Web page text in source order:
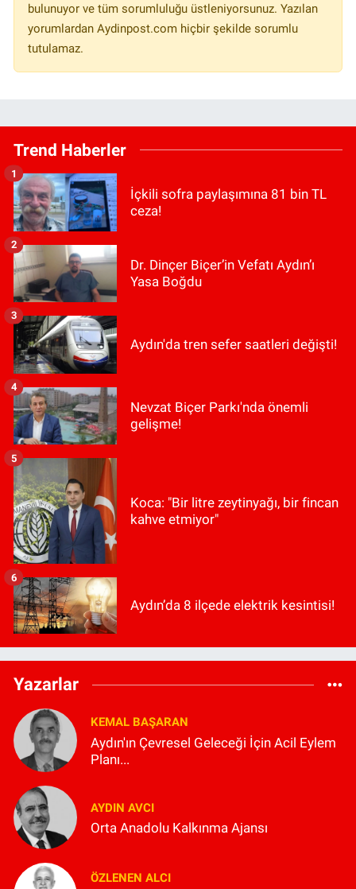
bulunuyor ve tüm sorumluluğu üstleniyorsunuz. Yazılan
yorumlardan Aydinpost.com hiçbir şekilde sorumlu
tutulamaz.
Trend Haberler
İçkili sofra paylaşımına 81 bin TL
ceza!
1
Dr. Dinçer Biçer’in Vefatı Aydın’ı
Yasa Boğdu
2
Aydın'da tren sefer saatleri değişti!
3
Nevzat Biçer Parkı'nda önemli
gelişme!
4
Koca: "Bir litre zeytinyağı, bir fincan
kahve etmiyor"
5
Aydın’da 8 ilçede elektrik kesintisi!
6
Yazarlar
KEMAL BAŞARAN
Aydın'ın Çevresel Geleceği İçin Acil Eylem
Planı...
AYDIN AVCI
Orta Anadolu Kalkınma Ajansı
ÖZLENEN ALCI